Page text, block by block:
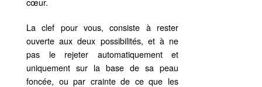
La clef pour vous, consiste à rester
ouverte aux deux possibilités, et à ne
pas le rejeter automatiquement et
uniquement sur la base de sa peau
foncée, ou par crainte de ce que les